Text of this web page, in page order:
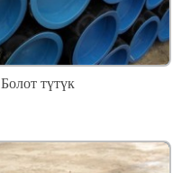
Болот түтүк